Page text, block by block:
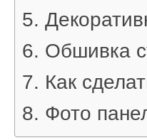
Обшивка
Как
Фото